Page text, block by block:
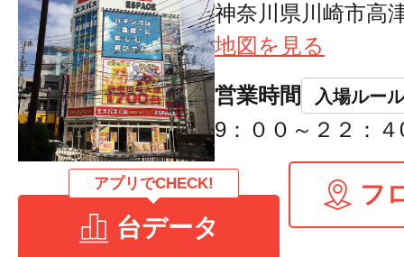
神奈川県川崎市
地図を見る
営業時間 入場ルール
9：００～２２：４
アプリでCHECK!
台データ
フ